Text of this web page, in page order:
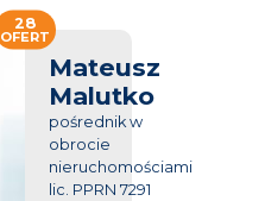
Mateusz
Malutko
pośrednik w
obrocie
nieruchomościami
lic. PPRN 7291
28
OFERT